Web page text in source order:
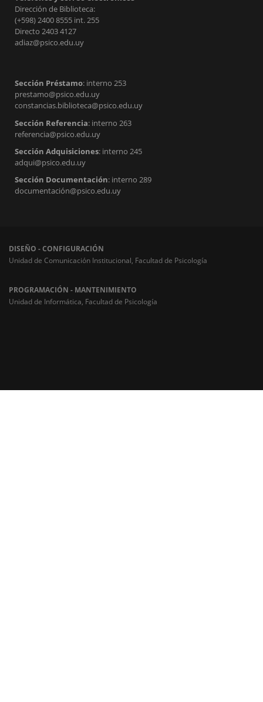
Dirección de Biblioteca:
(+598) 2400 8555 int. 255
Directo 2403 4127
adiaz@psico.edu.uy
Sección Préstamo: interno 253
prestamo@psico.edu.uy
constancias.biblioteca@psico.edu.uy
Sección Referencia: interno 263
referencia@psico.edu.uy
Sección Adquisiciones: interno 245
adqui@psico.edu.uy
Sección Documentación: interno 289
documentación@psico.edu.uy
DISEÑO - CONFIGURACIÓN
Unidad de Comunicación Institucional, Facultad de Psicología
PROGRAMACIÓN - MANTENIMIENTO
Unidad de Informática, Facultad de Psicología